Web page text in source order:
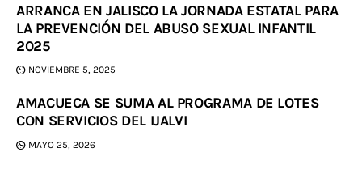
ARRANCA EN JALISCO LA JORNADA ESTATAL PARA
LA PREVENCIÓN DEL ABUSO SEXUAL INFANTIL
2025
NOVIEMBRE 5, 2025
AMACUECA SE SUMA AL PROGRAMA DE LOTES
CON SERVICIOS DEL IJALVI
MAYO 25, 2026